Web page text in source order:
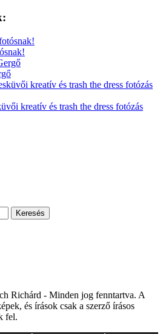
kreatív és trash the dress fotózás
Keresés
Richárd - Minden jog fenntartva. A
és írások csak a szerző írásos
fel.